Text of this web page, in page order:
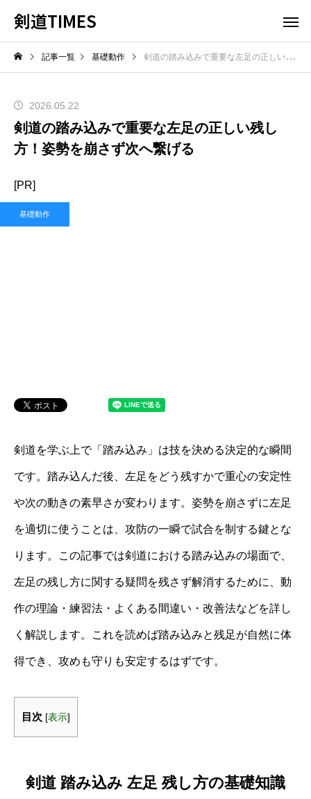
剣道TIMES
記事一覧 基礎動作 剣道の踏み込みで重要な左足の正しい残し方！姿勢を崩さず次へ繋げる
2026.05.22
剣道の踏み込みで重要な左足の正しい残し
方！姿勢を崩さず次へ繋げる
[PR]
基礎動作
剣道を学ぶ上で「踏み込み」は技を決める決定的な瞬間
です。踏み込んだ後、左足をどう残すかで重心の安定性
や次の動きの素早さが変わります。姿勢を崩さずに左足
を適切に使うことは、攻防の一瞬で試合を制する鍵とな
ります。この記事では剣道における踏み込みの場面で、
左足の残し方に関する疑問を残さず解消するために、動
作の理論・練習法・よくある間違い・改善法などを詳し
く解説します。これを読めば踏み込みと残足が自然に体
得でき、攻めも守りも安定するはずです。
目次 [表示]
剣道 踏み込み 左足 残し方の基礎知識